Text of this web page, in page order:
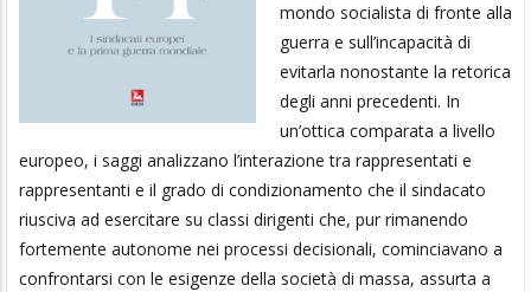
mondo socialista di fronte alla
guerra e sull’incapacità di
evitarla nonostante la retorica
degli anni precedenti. In
un’ottica comparata a livello
europeo, i saggi analizzano l’interazione tra rappresentati e
rappresentanti e il grado di condizionamento che il sindacato
riusciva ad esercitare su classi dirigenti che, pur rimanendo
fortemente autonome nei processi decisionali, cominciavano a
confrontarsi con le esigenze della società di massa, assurta a